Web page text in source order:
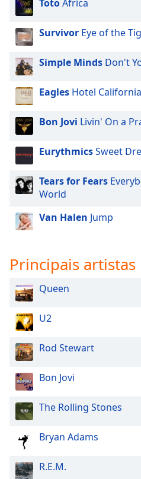
Family
Reset
Done
Close
Dialog
End
dialog
window.
TotoAfrica
Survivor Eye of the
Simple Minds Don't
Eagles Hotel California
Bon Jovi Livin' On a
EurythmicsSweet
Tears for Fears
World
Van Halen Jump
Principais artistas
Queen
U2
Rod Stewart
Bon Jovi
The Rolling Stones
Bryan Adams
R.E.M.